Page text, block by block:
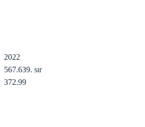
2022
567.639. sır
372.99